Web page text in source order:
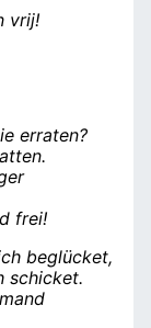
vrij!
erraten?
frei!
beglücket,
schicket.